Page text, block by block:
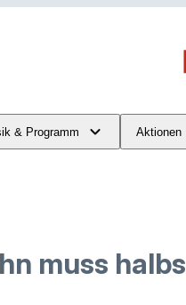
& Programm Aktionen
muss